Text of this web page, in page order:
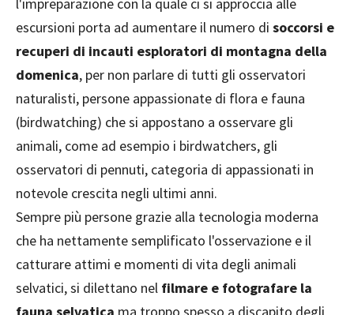
escursioni porta ad aumentare il numero di soccorsi e
recuperi di incauti esploratori di montagna della
domenica, per non parlare di tutti gli osservatori
naturalisti, persone appassionate di flora e fauna
(birdwatching) che si appostano a osservare gli
animali, come ad esempio i birdwatchers, gli
osservatori di pennuti, categoria di appassionati in
notevole crescita negli ultimi anni.
Sempre più persone grazie alla tecnologia moderna
che ha nettamente semplificato l'osservazione e il
catturare attimi e momenti di vita degli animali
selvatici, si dilettano nel filmare e fotografare la